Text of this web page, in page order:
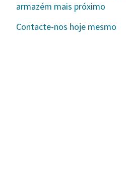
armazém mais próximo
Contacte-nos hoje mesmo